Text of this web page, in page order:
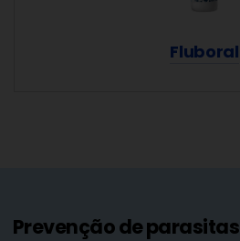
Fluboral
Prevenção de parasitas